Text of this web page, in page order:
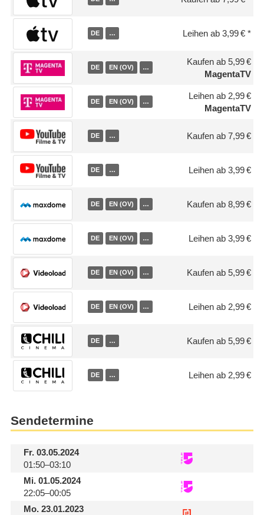
DE … Leihen ab 3,99 €
DE EN (OV) …
Kaufen ab 5,99 €
MagentaTV
DE EN (OV) …
Leihen ab 2,99 €
MagentaTV
DE … Kaufen ab 7,99 €
DE … Leihen ab 3,99 €
DE EN (OV) … Kaufen ab 8,99 €
DE EN (OV) … Leihen ab 3,99 €
DE EN (OV) … Kaufen ab 5,99 €
DE EN (OV) … Leihen ab 2,99 €
DE … Kaufen ab 5,99 €
DE … Leihen ab 2,99 €
Sendetermine
Fr.03.05.2024
01:50–03:10
Mi.01.05.2024
22:05–00:05
Mo.23.01.2023